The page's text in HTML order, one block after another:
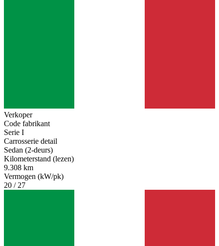
Verkoper
Code fabrikant
Serie I
Carrosserie detail
Sedan (2-deurs)
Kilometerstand (lezen)
9.308 km
Vermogen (kW/pk)
20 / 27